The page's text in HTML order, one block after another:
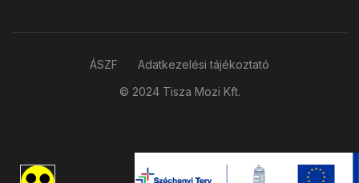
© 2024 Tisza Mozi Kft.
ÁSZF Adatkezelési tájékoztató